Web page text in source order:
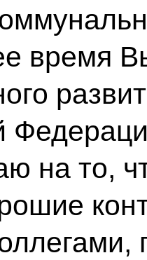
время
на то,